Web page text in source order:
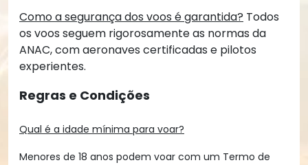
Como a segurança dos voos é garantida? Todos
os voos seguem rigorosamente as normas da
ANAC, com aeronaves certificadas e pilotos
experientes.
Regras e Condições
Qual é a idade mínima para voar?
Menores de 18 anos podem voar com um Termo de